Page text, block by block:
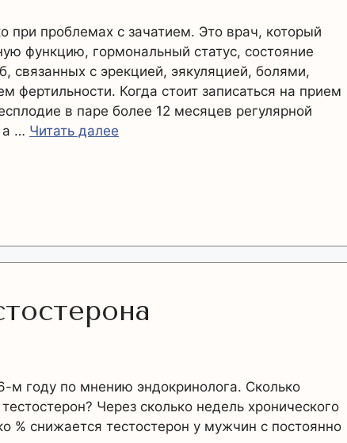
при проблемах с зачатием. Это врач, который
функцию, гормональный статус, состояние
связанных с эрекцией, эякуляцией, болями,
Когда стоит записаться на прием
в паре более 12 месяцев регулярной
а … Читать далее
м году по мнению эндокринолога. Сколько
Через сколько недель хронического
% снижается тестостерон у мужчин с постоянно